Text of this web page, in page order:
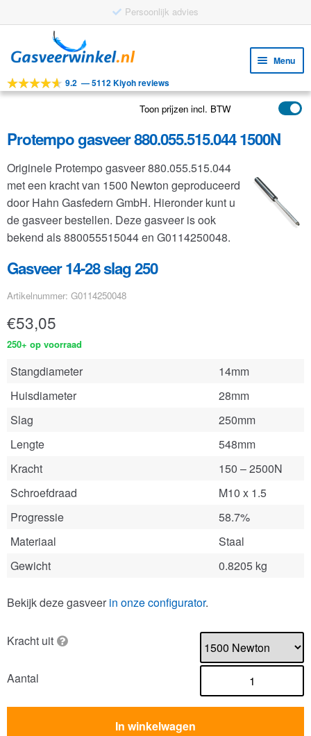
Persoonlijk advies
door
navigatie
naar
inhoud
Menu
Tools
Toepassingen
Klantenservice
FAQ
9.2 —5112 Kiyoh reviews
Toon prijzen incl. BTW
Protempo gasveer 880.055.515.044 1500N
Originele Protempo gasveer 880.055.515.044
met een kracht van 1500 Newton geproduceerd
door Hahn Gasfedern GmbH. Hieronder kunt u
de gasveer bestellen. Deze gasveer is ook
bekend als 880055515044 en G0114250048.
Gasveer 14-28 slag 250
Artikelnummer: G0114250048
€53,05
250+ op voorraad
Stangdiameter
14mm
Huisdiameter
28mm
Slag
250mm
Lengte
548mm
Kracht
150 – 2500N
Schroefdraad
M10 x 1.5
Progressie
58.7%
Materiaal
Staal
Gewicht
0.8205 kg
Bekijk deze gasveer in onze configurator.
Kracht uit
Aantal
In winkelwagen